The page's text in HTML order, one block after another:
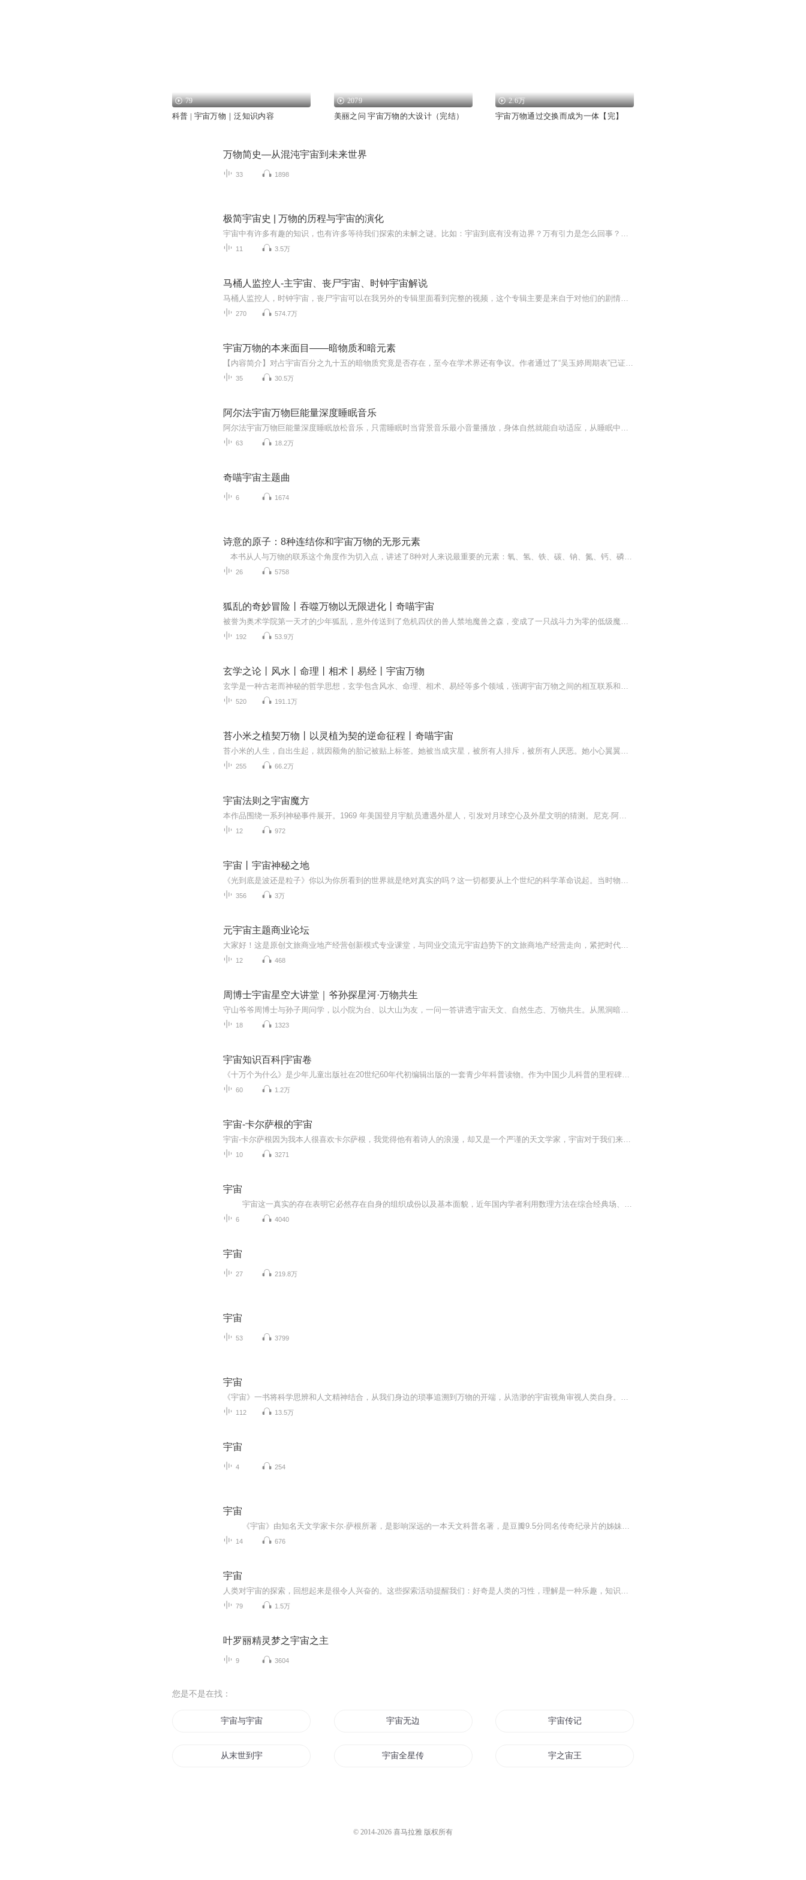
79
科普 | 宇宙万物｜泛知识内容
2079
美丽之问 宇宙万物的大设计（完结）
2.6万
宇宙万物通过交换而成为一体【完】
万物简史—从混沌宇宙到未来世界
33 1898
极简宇宙史 | 万物的历程与宇宙的演化
宇宙中有许多有趣的知识，也有许多等待我们探索的未解之谜。比如：宇宙到底有没有边界？万有引力是怎么回事？黑洞为什么能“吃掉”任何东西？我们人类是宇宙中唯一的生命吗？想要搞清楚这些问题，我们得先了解下宇宙的历史和命运。那么，宇宙这么大，应该...
11 3.5万
马桶人监控人-主宇宙、丧尸宇宙、时钟宇宙解说
马桶人监控人，时钟宇宙，丧尸宇宙可以在我另外的专辑里面看到完整的视频，这个专辑主要是来自于对他们的剧情解说马桶人vs监控人的原始视频可以看我另外一个专辑里面有完整的所有视频，并且定期更新。这个专辑里面主要是针对这些视频的剧情解说。
270 574.7万
宇宙万物的本来面目——暗物质和暗元素
【内容简介】对占宇宙百分之九十五的暗物质究竟是否存在，至今在学术界还有争议。作者通过了“吴玉婷周期表”已证实了它们的确切存在，并运用中国文化，结合现代科学，推出了其一系列性质，也解释了一些各学科所长期无法解释的疑难问题。作者还指出，暗物...
35 30.5万
阿尔法宇宙万物巨能量深度睡眠音乐
阿尔法宇宙万物巨能量深度睡眠放松音乐，只需睡眠时当背景音乐最小音量播放，身体自然就能自动适应，从睡眠中就能获得巨大的宇宙万物能量滋养，与宇宙同频。帮助促进深度睡眠，全身心放松，细胞修复。
63 18.2万
奇喵宇宙主题曲
6 1674
诗意的原子：8种连结你和宇宙万物的无形元素
本书从人与万物的联系这个角度作为切入点，讲述了8种对人来说最重要的元素：氧、氢、铁、碳、钠、氮、钙、磷。 你血中的铁，是组成血红蛋白的重要元素，也是造成2亿年前一次恒星爆炸的元凶；你呼吸中的碳元素，可能变成树干的一部分；你肌肉中的氮，会帮助天空变为蓝色；钠将把你眼中的泪水与远古时就消失的沧海联系在一起……组成世界万物的元素，和组成你身体的每一种元素是毫无二致的。你如何理解——你是一个活生生的生命同时也是一堆无生命的原子？ 本书旨在使人认识到人和自然的联系是如...
26 5758
狐乱的奇妙冒险丨吞噬万物以无限进化丨奇喵宇宙
被誉为奥术学院第一天才的少年狐乱，意外传送到了危机四伏的兽人禁地魔兽之森，变成了一只战斗力为零的低级魔兽史莱姆！绝境中，他发现自己获得了可以吞噬魔核来无限升级、甚至通过被“咬”来复制万物技能的逆天能力，开启了从零开始的极限进化之旅。为了...
192 53.9万
玄学之论丨风水丨命理丨相术丨易经丨宇宙万物
玄学是一种古老而神秘的哲学思想，玄学包含风水、命理、相术、易经等多个领域，强调宇宙万物之间的相互联系和影响。核心理念：玄学认为通过五行相生相克的原理，以及易经的卦象变化，可以洞察宇宙间的奥秘，进而影响人的命运和运势。它探索的是宇宙与个体...
520 191.1万
苔小米之植契万物丨以灵植为契的逆命征程丨奇喵宇宙
苔小米的人生，自出生起，就因额角的胎记被贴上标签。她被当成灾星，被所有人排斥，被所有人厌恶。她小心翼翼地生活，只渴望能有一个为自己遮风挡雨的地方。所以她不在乎旁人的眼光，只要能留下来，只要能活着……可是，一切都改变了，她被赶出了部落。她...
255 66.2万
宇宙法则之宇宙魔方
本作品围绕一系列神秘事件展开。1969 年美国登月宇航员遭遇外星人，引发对月球空心及外星文明的猜测。尼克·阿姆斯特朗临终遗言带来外星威胁与陨石危机，美国宇航局的行动又有新发现。尼克和女友丽莎的探险以意外收场，丽莎被神秘漩涡卷入疑似平行宇宙，尼...
12 972
宇宙丨宇宙神秘之地
《光到底是波还是粒子》你以为你所看到的世界就是绝对真实的吗？这一切都要从上个世纪的科学革命说起。当时物理学家们陷入了一个看似简单却又极其深刻的问题，那就是光到底是波还是粒子。为了揭开这层迷雾，他们设计了一个极具颠覆性的实验，这就是传说中...
356 3万
元宇宙主题商业论坛
大家好！这是原创文旅商业地产经营创新模式专业课堂，与同业交流元宇宙趋势下的文旅商地产经营走向，紧把时代脉搏，应趋势而上，文旅商地产经营论坛:第三平行世界的元宇宙主题商业经营模式Z世代潮生活，国漫IP主题沉浸式体验商业探讨商业模式.主题缘由.定...
12 468
周博士宇宙星空大讲堂｜爷孙探星河·万物共生
守山爷爷周博士与孙子周问学，以小院为台、以大山为友，一问一答讲透宇宙天文、自然生态、万物共生。从黑洞暗物质到山林百草，从星空奥秘到守山初心，用温情故事传递科普知识，带你在烟火气里探索浩瀚星河，守护天地万物。
18 1323
宇宙知识百科|宇宙卷
《十万个为什么》是少年儿童出版社在20世纪60年代初编辑出版的一套青少年科普读物。作为中国少儿科普的里程碑，60年来这套书先后出版了6个版本，累计发行量超过1亿册，是新中国几代青少年的科学启蒙读物，已经成为中国原创科普图书的经典品牌。
60 1.2万
宇宙-卡尔萨根的宇宙
宇宙-卡尔萨根因为我本人很喜欢卡尔萨根，我觉得他有着诗人的浪漫，却又是一个严谨的天文学家，宇宙对于我们来说广阔无垠，我们对于宇宙来说不过是一粒星辰。因为很喜欢他的书，建议大家去看书，这个是因为我没有找到资源，所以自己录着，顺便平常有空可以反复听。大家觉得可以听的话，我觉得挺好的，但是如果觉得听着就烦，可以不听哈，有相关的纪录片还书都可以选择，开心就好。
10 3271
宇宙
宇宙这一真实的存在表明它必然存在自身的组织成份以及基本面貌，近年国内学者利用数理方法在综合经典场、量子力学、相对论与引力场等理论的基础上提出了一个体现宇宙成份及之基本面的表达式：量项维物基。描绘了以空间…星分子原子粒子…声热...
6 4040
宇宙
27 219.8万
宇宙
53 3799
宇宙
《宇宙》一书将科学思辨和人文精神结合，从我们身边的琐事追溯到万物的开端，从浩渺的宇宙视角审视人类自身。作者在天文、生物、化学和地理学之间进行“异花授粉”，将科学与历史、艺术、人类学和哲学交织，向我们描述了宇宙的前生今世，帮助读者拥抱科学...
112 13.5万
宇宙
4 254
宇宙
《宇宙》由知名天文学家卡尔·萨根所著，是影响深远的一本天文科普名著，是豆瓣9.5分同名传奇纪录片的姊妹篇。本书将科学思辨和人文精神结合，从我们身边的锁事追溯到万物的开端，从浩渺的宇宙视角审视人类自身。作者在天文、生物、化学和地理...
14 676
宇宙
人类对宇宙的探索，回想起来是很令人兴奋的。这些探索活动提醒我们：好奇是人类的习性，理解是一种乐趣，知识是生存的先决条件。因为我们在这个宇宙中只不过是晨空中飞扬的一粒尘埃，所以，我们认为，人类的未来取决于我们对这个宇宙的了解程度。……
79 1.5万
叶罗丽精灵梦之宇宙之主
9 3604
您是不是在找：
宇宙与宇宙之上 宇宙无边 宇宙传记
从末世到宇宙 宇宙全星传 宇之宙王
© 2014-2026 喜马拉雅 版权所有